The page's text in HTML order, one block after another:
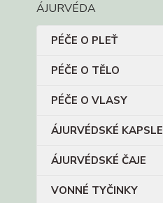
ÁJURVÉDA
PÉČE O PLEŤ
PÉČE O TĚLO
PÉČE O VLASY
ÁJURVÉDSKÉ KAPSLE
ÁJURVÉDSKÉ ČAJE
VONNÉ TYČINKY